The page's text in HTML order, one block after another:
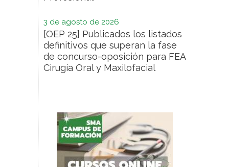
3 de agosto de 2026
[OEP 25] Publicados los listados
definitivos que superan la fase
de concurso-oposición para FEA
Cirugía Oral y Maxilofacial